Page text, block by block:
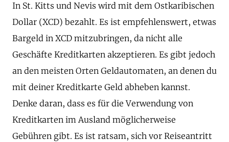
In St. Kitts und Nevis wird mit dem Ostkaribischen
Dollar (XCD) bezahlt. Es ist empfehlenswert, etwas
Bargeld in XCD mitzubringen, da nicht alle
Geschäfte Kreditkarten akzeptieren. Es gibt jedoch
an den meisten Orten Geldautomaten, an denen du
mit deiner Kreditkarte Geld abheben kannst.
Denke daran, dass es für die Verwendung von
Kreditkarten im Ausland möglicherweise
Gebühren gibt. Es ist ratsam, sich vor Reiseantritt